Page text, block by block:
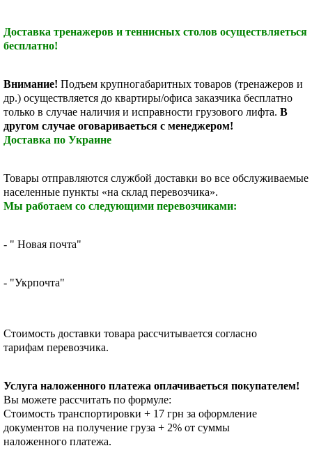
Доставка тренажеров и теннисных столов осуществляеться
бесплатно!
Внимание! Подъем крупногабаритных товаров (тренажеров и
др.) осуществляется до квартиры/офиса заказчика бесплатно
только в случае наличия и исправности грузового лифта. В
другом случае оговариваеться с менеджером!
Доставка по Украине
Товары отправляются службой доставки во все обслуживаемые
населенные пункты «на склад перевозчика».
Мы работаем со следующими перевозчиками:
- " Новая почта"
- "Укрпочта"
Стоимость доставки товара рассчитывается согласно
тарифам перевозчика.
Услуга наложенного платежа оплачиваеться покупателем!
Вы можете рассчитать по формуле:
Стоимость транспортировки + 17 грн за оформление
документов на получение груза + 2% от суммы
наложенного платежа.